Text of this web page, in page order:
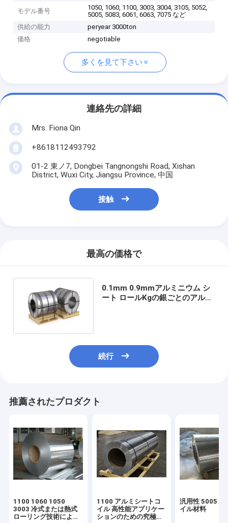
モデル番号
1050, 1060, 1100, 3003, 3004, 3105, 5052,
5005, 5083, 6061, 6063, 7075 など
供給の能力
peryear 3000ton
価格
negotiable
多くを見て下さい
連絡先の詳細
Mrs. Fiona Qin
+8618112493792
01-2 東ノ7, Dongbei Tangnongshi Road, Xishan
District, Wuxi City, Jiangsu Province, 中国
接触
最高の価格で
0.1mm 0.9mmアルミニウム シ
ート ロールKgの銀ごとのアルミ
続行
推薦されたプロダクト
1100 1060 1050
3003 冷式または熱式
ローリング技術による
1100 アルミシートコ
イル 高性能アプリケー
ションのための究極の
汎用性 5005 ア
イル材料